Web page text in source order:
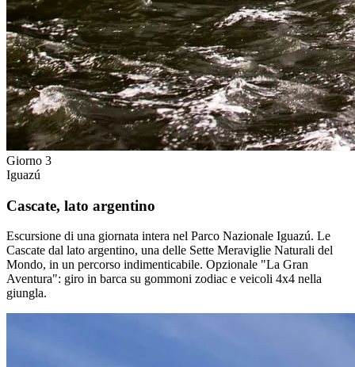
Giorno 3
Iguazú
Cascate, lato argentino
Escursione di una giornata intera nel Parco Nazionale Iguazú. Le
Cascate dal lato argentino, una delle Sette Meraviglie Naturali del
Mondo, in un percorso indimenticabile. Opzionale "La Gran
Aventura": giro in barca su gommoni zodiac e veicoli 4x4 nella
giungla.